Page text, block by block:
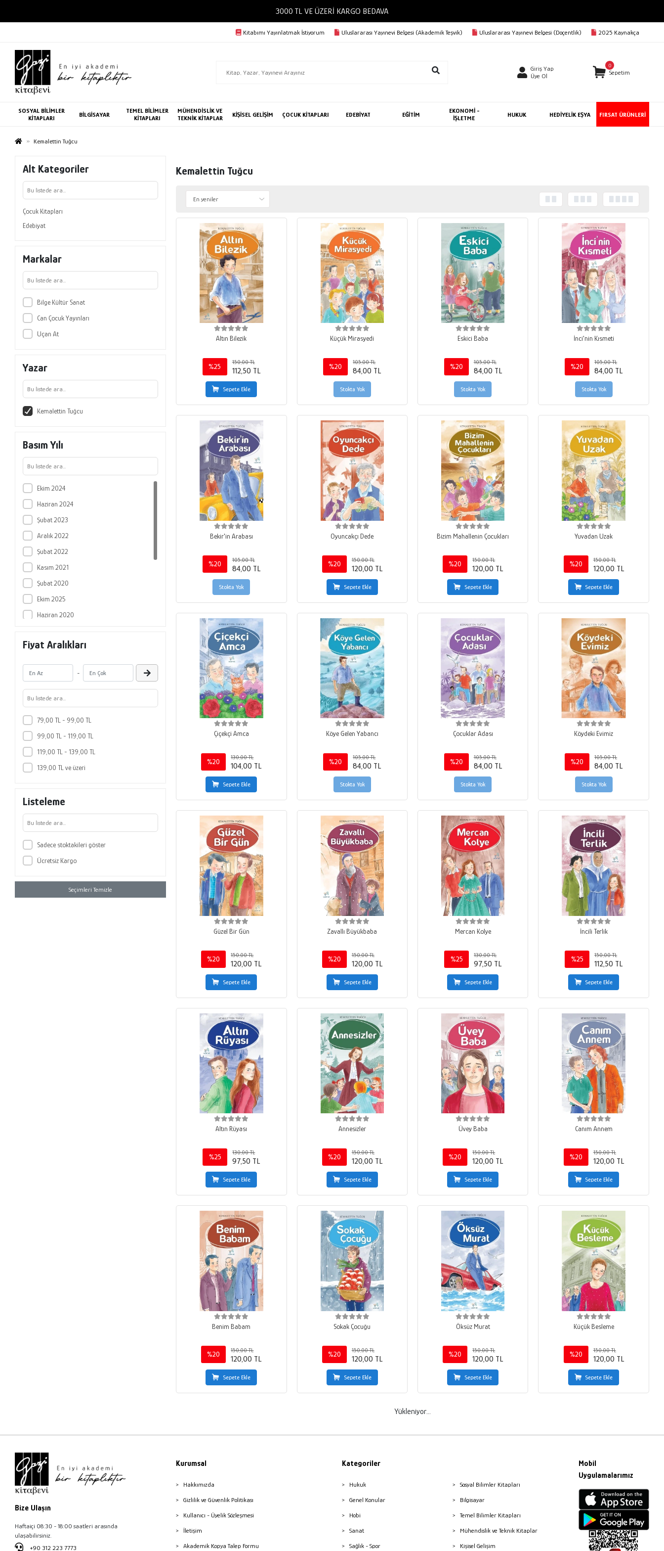
3000 TL VE ÜZERİ KARGO BEDAVA
Kitabımı Yayınlatmak İstiyorum Uluslararası Yayınevi Belgesi (Akademik Teşvik) Uluslararası Yayınevi Belgesi (Doçentlik) 2025 Kaynakça
Giriş Yap
Üye Ol
0
Sepetim
SOSYAL BİLİMLER
KİTAPLARI
BİLGİSAYAR
TEMEL BİLİMLER
KİTAPLARI
MÜHENDİSLİK VE
TEKNİK KİTAPLAR
KİŞİSEL GELİŞİM ÇOCUK KİTAPLARI EDEBİYAT EĞİTİM
EKONOMİ -
İŞLETME
HUKUK HEDİYELİK EŞYA FIRSAT ÜRÜNLERİ
Kemalettin Tuğcu
Alt Kategoriler
Çocuk Kitapları
Edebiyat
Markalar
Bilge Kültür Sanat
Can Çocuk Yayınları
Uçan At
Yazar
Kemalettin Tuğcu
Basım Yılı
Ekim 2024
Haziran 2024
Şubat 2023
Aralık 2022
Şubat 2022
Kasım 2021
Şubat 2020
Ekim 2025
Haziran 2020
Ağustos 2020
Eylül 2020
Temmuz 2022
Fiyat Aralıkları
-
79,00 TL - 99,00 TL
99,00 TL - 119,00 TL
119,00 TL - 139,00 TL
139,00 TL ve üzeri
Listeleme
Sadece stoktakileri göster
Ücretsiz Kargo
Seçimleri Temizle
Kemalettin Tuğcu
Altın Bilezik
%25
150,00 TL
112,50 TL
Sepete Ekle
Küçük Mirasyedi
%20
105,00 TL
84,00 TL
Stokta Yok
Eskici Baba
%20
105,00 TL
84,00 TL
Stokta Yok
İnci'nin Kısmeti
%20
105,00 TL
84,00 TL
Stokta Yok
Bekir'in Arabası
%20
105,00 TL
84,00 TL
Stokta Yok
Oyuncakçı Dede
%20
150,00 TL
120,00 TL
Sepete Ekle
Bizim Mahallenin Çocukları
%20
150,00 TL
120,00 TL
Sepete Ekle
Yuvadan Uzak
%20
150,00 TL
120,00 TL
Sepete Ekle
Çiçekçi Amca
%20
130,00 TL
104,00 TL
Sepete Ekle
Köye Gelen Yabancı
%20
105,00 TL
84,00 TL
Stokta Yok
Çocuklar Adası
%20
105,00 TL
84,00 TL
Stokta Yok
Köydeki Evimiz
%20
105,00 TL
84,00 TL
Stokta Yok
Güzel Bir Gün
%20
150,00 TL
120,00 TL
Sepete Ekle
Zavallı Büyükbaba
%20
150,00 TL
120,00 TL
Sepete Ekle
Mercan Kolye
%25
130,00 TL
97,50 TL
Sepete Ekle
İncili Terlik
%25
150,00 TL
112,50 TL
Sepete Ekle
Altın Rüyası
%25
130,00 TL
97,50 TL
Sepete Ekle
Annesizler
%20
150,00 TL
120,00 TL
Sepete Ekle
Üvey Baba
%20
150,00 TL
120,00 TL
Sepete Ekle
Canım Annem
%20
150,00 TL
120,00 TL
Sepete Ekle
Benim Babam
%20
150,00 TL
120,00 TL
Sepete Ekle
Sokak Çocuğu
%20
150,00 TL
120,00 TL
Sepete Ekle
Öksüz Murat
%20
150,00 TL
120,00 TL
Sepete Ekle
Küçük Besleme
%20
150,00 TL
120,00 TL
Sepete Ekle
Yükleniyor...
Bize Ulaşın
Haftaiçi 08:30 - 18:00 saatleri arasında
ulaşabilirsiniz.
+90 312 223 7773
Kurumsal
Hakkımızda
Gizlilik ve Güvenlik Politikası
Kullanıcı - Üyelik Sözleşmesi
İletişim
Akademik Kopya Talep Formu
Kategoriler
Hukuk
Genel Konular
Hobi
Sanat
Sağlık - Spor
Sosyal Bilimler Kitapları
Bilgisayar
Temel Bilimler Kitapları
Mühendislik ve Teknik Kitaplar
Kişisel Gelişim
Mobil
Uygulamalarımız